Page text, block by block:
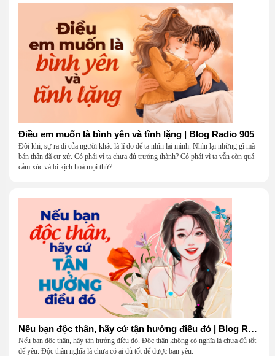
Điều em muốn là bình yên và tĩnh lặng | Blog Radio 905
Đôi khi, sự ra đi của người khác là lí do để ta nhìn lại mình. Nhìn lại những gì mà
bản thân đã cư xử. Có phải vì ta chưa đủ trưởng thành? Có phải vì ta vẫn còn quá
cảm xúc và bi kịch hoá mọi thứ?
Nếu bạn độc thân, hãy cứ tận hưởng điều đó | Blog Radio 904
Nếu bạn độc thân, hãy tận hưởng điều đó. Độc thân không có nghĩa là chưa đủ tốt
để yêu. Độc thân nghĩa là chưa có ai đủ tốt để được bạn yêu.